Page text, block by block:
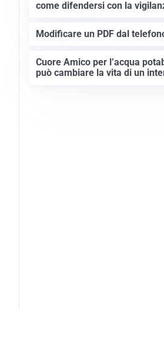
come difendersi con la
Modificare un PDF dal
Cuore Amico per l’acqua
può cambiare la vita di un